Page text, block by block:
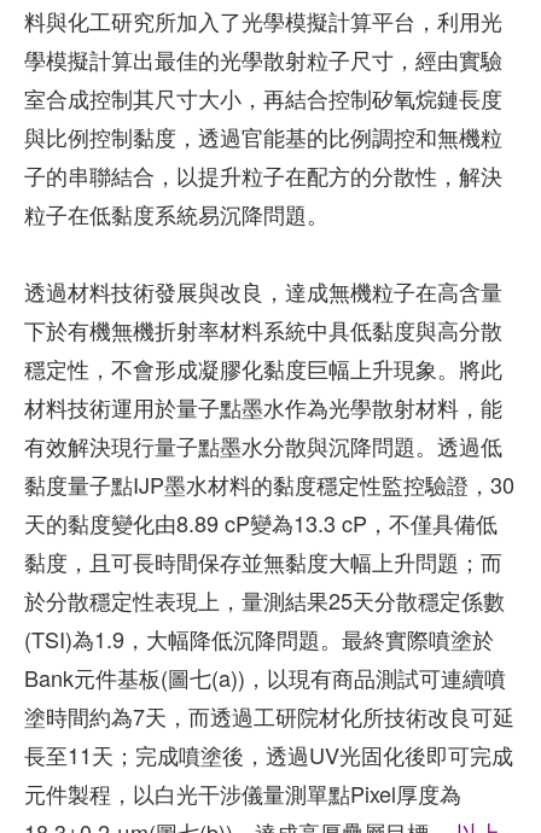
料與化工研究所加入了光學模擬計算平台，利用光
學模擬計算出最佳的光學散射粒子尺寸，經由實驗
室合成控制其尺寸大小，再結合控制矽氧烷鏈長度
與比例控制黏度，透過官能基的比例調控和無機粒
子的串聯結合，以提升粒子在配方的分散性，解決
粒子在低黏度系統易沉降問題。
透過材料技術發展與改良，達成無機粒子在高含量
下於有機無機折射率材料系統中具低黏度與高分散
穩定性，不會形成凝膠化黏度巨幅上升現象。將此
材料技術運用於量子點墨水作為光學散射材料，能
有效解決現行量子點墨水分散與沉降問題。透過低
黏度量子點IJP墨水材料的黏度穩定性監控驗證，30
天的黏度變化由8.89 cP變為13.3 cP，不僅具備低
黏度，且可長時間保存並無黏度大幅上升問題；而
於分散穩定性表現上，量測結果25天分散穩定係數
(TSI)為1.9，大幅降低沉降問題。最終實際噴塗於
Bank元件基板(圖七(a))，以現有商品測試可連續噴
塗時間約為7天，而透過工研院材化所技術改良可延
長至11天；完成噴塗後，透過UV光固化後即可完成
元件製程，以白光干涉儀量測單點Pixel厚度為